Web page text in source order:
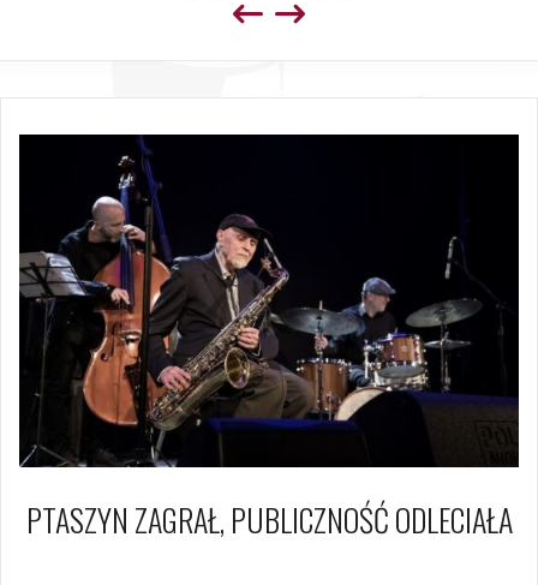
PTASZYN ZAGRAŁ, PUBLICZNOŚĆ ODLECIAŁA